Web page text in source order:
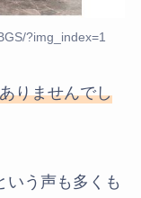
?img_index=1
りませんでし
いう声も多くも